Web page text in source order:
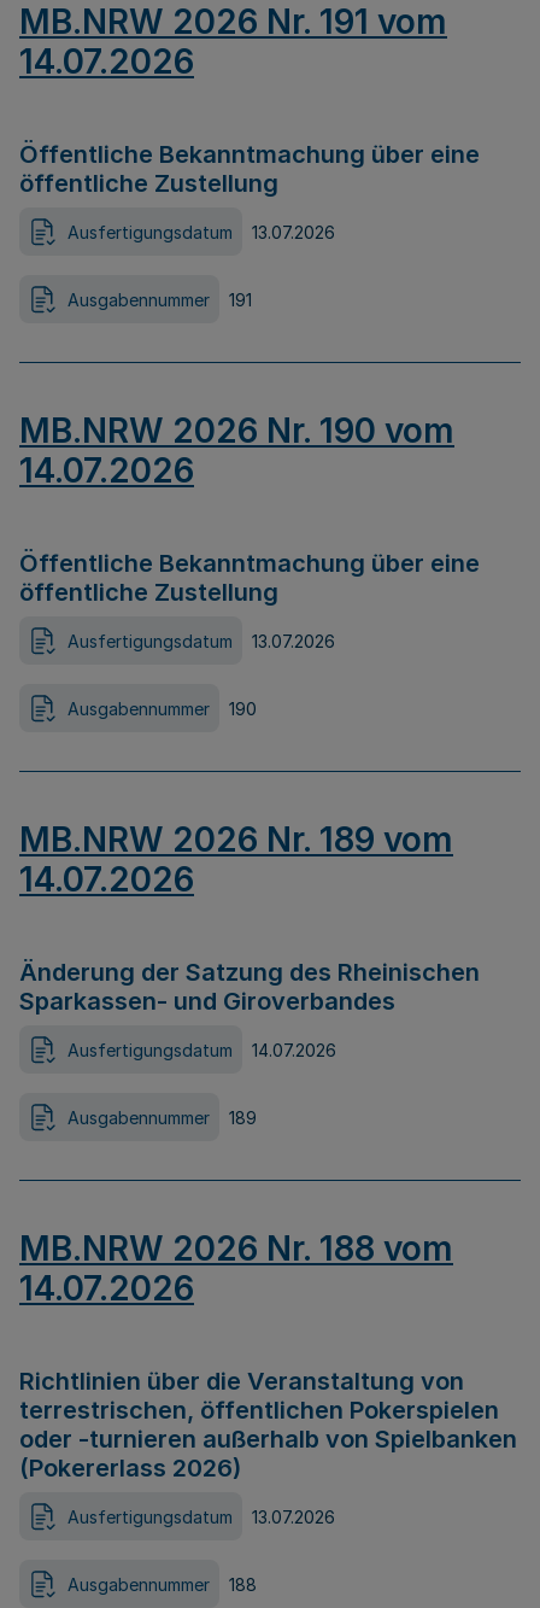
MB.NRW 2026 Nr. 191 vom
14.07.2026
Öffentliche Bekanntmachung über eine
öffentliche Zustellung
Ausfertigungsdatum 13.07.2026
Ausgabennummer 191
MB.NRW 2026 Nr. 190 vom
14.07.2026
Öffentliche Bekanntmachung über eine
öffentliche Zustellung
Ausfertigungsdatum 13.07.2026
Ausgabennummer 190
MB.NRW 2026 Nr. 189 vom
14.07.2026
Änderung der Satzung des Rheinischen
Sparkassen- und Giroverbandes
Ausfertigungsdatum 14.07.2026
Ausgabennummer 189
MB.NRW 2026 Nr. 188 vom
14.07.2026
Richtlinien über die Veranstaltung von
terrestrischen, öffentlichen Pokerspielen
oder -turnieren außerhalb von Spielbanken
(Pokererlass 2026)
Ausfertigungsdatum 13.07.2026
Ausgabennummer 188